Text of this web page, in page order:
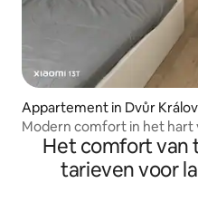
Appartement in Dvůr
Modern comfort in het hart
Het comfort van
tarieven voor